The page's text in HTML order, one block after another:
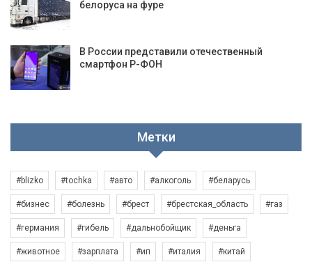
белоруса на фуре
В России представили отечественный
смартфон Р-ФОН
Метки
#blizko #tochka #авто #алкоголь #беларусь
#бизнес #болезнь #брест #брестская_область #газ
#германия #гибель #дальнобойщик #деньга
#животное #зарплата #ип #италия #китай